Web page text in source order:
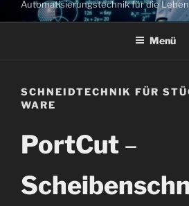
Automatisierungstechnik für die
Menü
SCHNEIDTECHNIK FÜR
WARE
PortCut –